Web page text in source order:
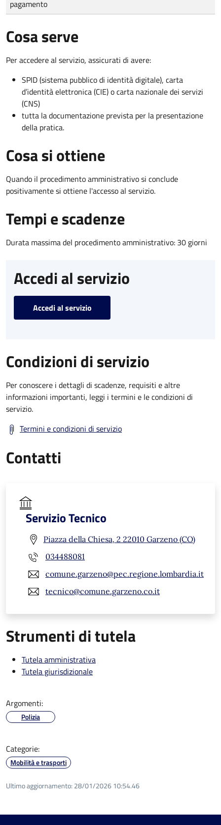
pagamento
Cosa serve
Per accedere al servizio, assicurati di avere:
SPID (sistema pubblico di identità digitale), carta
d’identità elettronica (CIE) o carta nazionale dei servizi
(CNS)
tutta la documentazione prevista per la presentazione
della pratica.
Cosa si ottiene
Quando il procedimento amministrativo si conclude
positivamente si ottiene l'accesso al servizio.
Tempi e scadenze
Durata massima del procedimento amministrativo: 30 giorni
Accedi al servizio
Accedi al servizio
Condizioni di servizio
Per conoscere i dettagli di scadenze, requisiti e altre
informazioni importanti, leggi i termini e le condizioni di
servizio.
Termini e condizioni di servizio
Contatti
Servizio Tecnico
Piazza della Chiesa, 2 22010 Garzeno (CO)
034488081
comune.garzeno@pec.regione.lombardia.it
tecnico@comune.garzeno.co.it
Strumenti di tutela
Tutela amministrativa
Tutela giurisdizionale
Argomenti:
Polizia
Categorie:
Mobilità e trasporti
Ultimo aggiornamento: 28/01/2026 10:54.46